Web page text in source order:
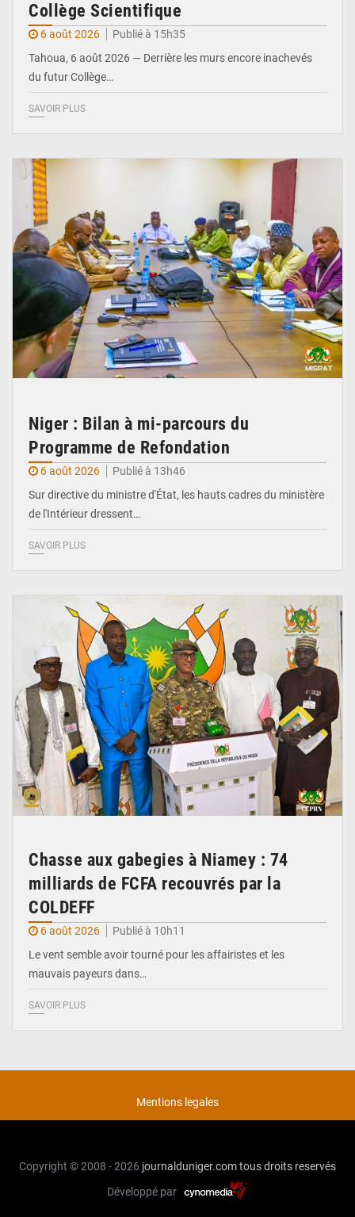
Collège Scientifique
6 août 2026
Publié à 15h35
Tahoua, 6 août 2026 — Derrière les murs encore inachevés
du futur Collège…
SAVOIR PLUS
Niger : Bilan à mi-parcours du
Programme de Refondation
6 août 2026
Publié à 13h46
Sur directive du ministre d'État, les hauts cadres du ministère
de l'Intérieur dressent…
SAVOIR PLUS
Chasse aux gabegies à Niamey : 74
milliards de FCFA recouvrés par la
COLDEFF
6 août 2026
Publié à 10h11
Le vent semble avoir tourné pour les affairistes et les
mauvais payeurs dans…
SAVOIR PLUS
Mentions legales
Copyright © 2008 - 2026 journalduniger.comtous droits reservés
Développé par